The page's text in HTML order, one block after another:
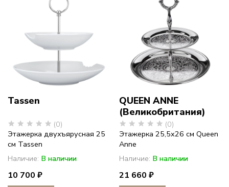
Tassen
(0)
Этажерка двухъярусная 25
см Tassen
Наличие: В наличии
10 700 ₽
QUEEN ANNE
(Великобритания)
(0)
Этажерка 25,5х26 см Queen
Anne
Наличие: В наличии
21 660 ₽